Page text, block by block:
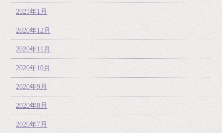
2021年1月
2020年12月
2020年11月
2020年10月
2020年9月
2020年8月
2020年7月